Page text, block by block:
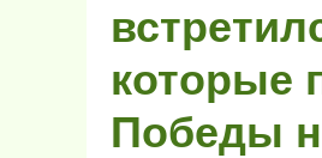
которые
Победы